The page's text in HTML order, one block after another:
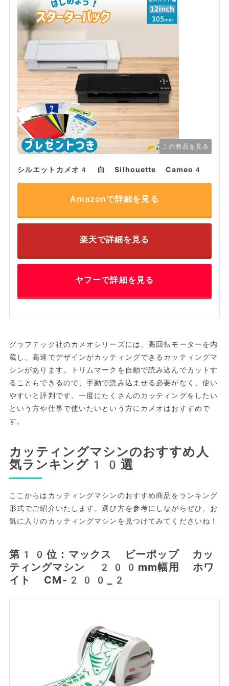
この商品を見る
シルエットカメオ4 白 Silhouette Cameo4
Amazonで詳細を見る
楽天で詳細を見る
ヤフーで詳細を見る
グラフテック社のカメオシリーズには、高回転モーターを内
蔵し、高速でデザインがカッティングできるカッティングマ
シンがあります。トリムマークを自動で読み込んでカットす
ることもできるので、手動で読み込ませる必要がなく、使い
やすいと評判です。一度にたくさんのカッティングをしたい
という方や仕事で使いたいという方にカメオはおすすめで
す。
カッティングマシンのおすすめ人
気ランキング10選
ここからはカッティングマシンのおすすめ商品をランキング
形式でご紹介いたします。選び方を参考にしながらぜひ、お
気に入りのカッティングマシンを見つけてみてくださいね！
第10位：マックス ビーポップ カッ
ティングマシン 200mm幅用 ホワ
イト CM-200_2